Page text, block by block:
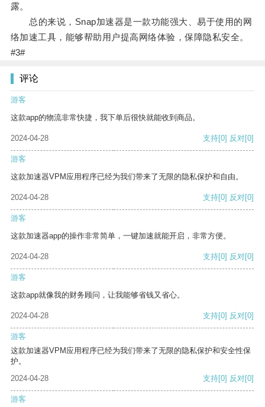
露。
总的来说，Snap加速器是一款功能强大、易于使用的网
络加速工具，能够帮助用户提高网络体验，保障隐私安全。
#3#
评论
游客
这款app的物流非常快捷，我下单后很快就能收到商品。
2024-04-28 支持[0] 反对[0]
游客
这款加速器VPM应用程序已经为我们带来了无限的隐私保护和自由。
2024-04-28 支持[0] 反对[0]
游客
这款加速器app的操作非常简单，一键加速就能开启，非常方便。
2024-04-28 支持[0] 反对[0]
游客
这款app就像我的财务顾问，让我能够省钱又省心。
2024-04-28 支持[0] 反对[0]
游客
这款加速器VPM应用程序已经为我们带来了无限的隐私保护和安全性保
护。
2024-04-28
支持[0] 反对[0]
游客